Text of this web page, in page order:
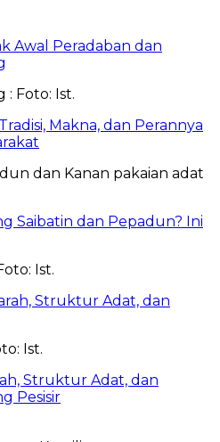
Awal Peradaban dan
Makna, dan Perannya
Saibatin dan Pepadun? Ini
Struktur Adat, dan
Struktur Adat, dan
Pesisir